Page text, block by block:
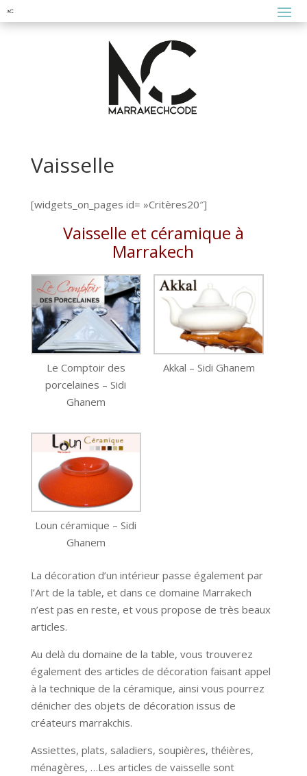
Vaisselle
[widgets_on_pages id= »Critères20″]
Vaisselle et céramique à
Marrakech
Le Comptoir des
porcelaines – Sidi
Ghanem
Akkal – Sidi Ghanem
Loun céramique – Sidi
Ghanem
La décoration d’un intérieur passe également par
l’Art de la table, et dans ce domaine Marrakech
n’est pas en reste, et vous propose de très beaux
articles.
Au delà du domaine de la table, vous trouverez
également des articles de décoration faisant appel
à la technique de la céramique, ainsi vous pourrez
dénicher des objets de décoration issus de
créateurs marrakchis.
Assiettes, plats, saladiers, soupières, théières,
ménagères, …Les articles de vaisselle sont